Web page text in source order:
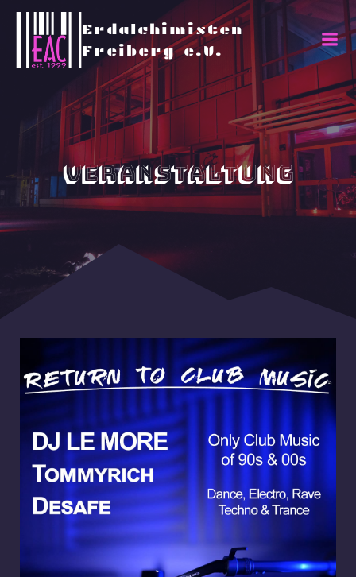
Erdalchimisten
Freiberg e.V.
Veranstaltung